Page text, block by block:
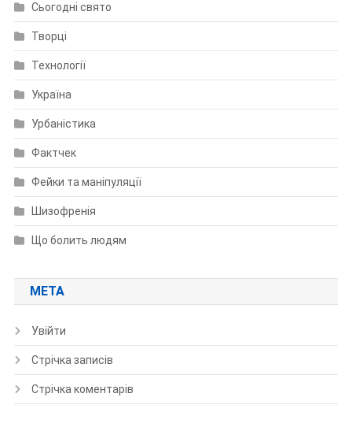
Сьогодні свято
Творці
Технології
Україна
Урбаністика
Фактчек
Фейки та маніпуляції
Шизофренія
Що болить людям
МЕТА
Увійти
Стрічка записів
Стрічка коментарів